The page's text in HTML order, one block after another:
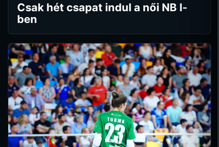
Csak hét csapat indul a női NB I-
ben